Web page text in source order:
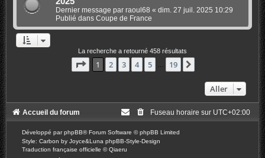
Dernier message par raoul68 « dim. 27 juil. 2025 10:29
Publié dans Coupe de France
La recherche a retourné 458 résultats
Page 1sur19
1 2 3 4 5 19
Aller
Accueil du forum Fuseau horaire sur UTC+02:00
Développé parphpBB® Forum Software © phpBB Limited
Style: Carbon by Joyce&Luna phpBB-Style-Design
Traduction française officielle ©Qiaeru